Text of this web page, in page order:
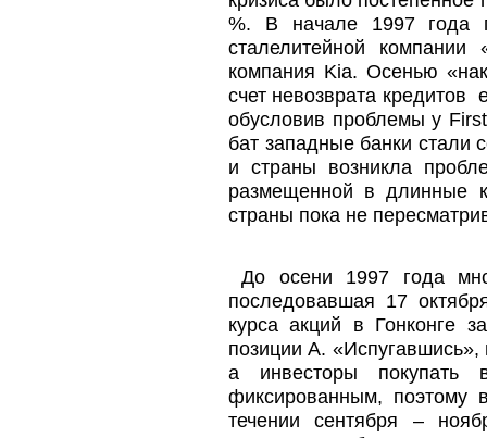
%. В начале 1997 года
сталелитейной
компания Kia. Осенью
счет невозврата кредитов
обусловив проблемы у
бат западные банки стали
и страны возникла
размещенной в длинные
страны пока не
До осени 1997 года
последовавшая 17
курса акций в Гонконге
позиции A.
а инвесторы
фиксированным, поэтому
течении сентября –